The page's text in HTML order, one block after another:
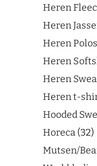
Heren
Heren
Heren
Heren
Heren
Heren t-
Hooded
Horeca 32
Mutsen/